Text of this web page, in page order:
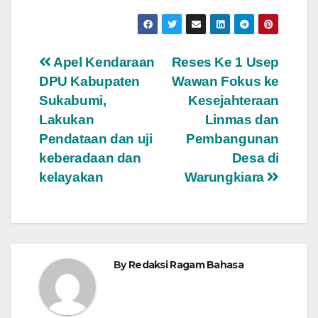
Navigasi
pos
Reses Ke 1 Usep
Wawan Fokus ke
Kesejahteraan
Linmas dan
Pembangunan
Desa di
Warungkiara
Apel Kendaraan
DPU Kabupaten
Sukabumi,
Lakukan
Pendataan dan uji
keberadaan dan
kelayakan
ByRedaksi Ragam Bahasa